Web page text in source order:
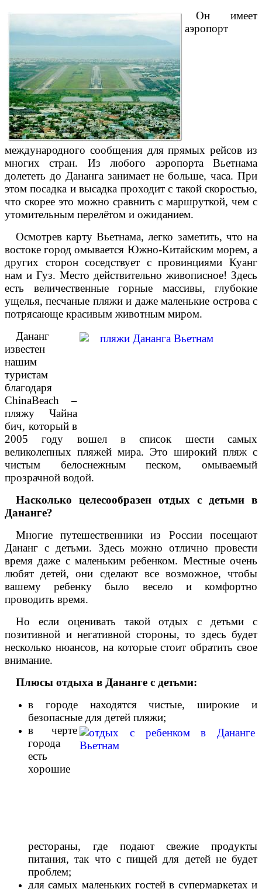
Он имеет
аэропорт
международного сообщения для прямых рейсов из
многих стран. Из любого аэропорта Вьетнама
долететь до Дананга занимает не больше, часа. При
этом посадка и высадка проходит с такой скоростью,
что скорее это можно сравнить с маршруткой, чем с
утомительным перелётом и ожиданием.
Осмотрев карту Вьетнама, легко заметить, что на
востоке город омывается Южно-Китайским морем, а
других сторон соседствует с провинциями Куанг
нам и Гуз. Место действительно живописное! Здесь
есть величественные горные массивы, глубокие
ущелья, песчаные пляжи и даже маленькие острова с
потрясающе красивым животным миром.
Дананг
известен
нашим
туристам
благодаря
ChinaBeach –
пляжу Чайна
бич, который в
2005 году вошел в список шести самых
великолепных пляжей мира. Это широкий пляж с
чистым белоснежным песком, омываемый
прозрачной водой.
Насколько целесообразен отдых с детьми в
Дананге?
Многие путешественники из России посещают
Дананг с детьми. Здесь можно отлично провести
время даже с маленьким ребенком. Местные очень
любят детей, они сделают все возможное, чтобы
вашему ребенку было весело и комфортно
проводить время.
Но если оценивать такой отдых с детьми с
позитивной и негативной стороны, то здесь будет
несколько нюансов, на которые стоит обратить свое
внимание.
Плюсы отдыха в Дананге с детьми:
в городе находятся чистые, широкие и
безопасные для детей пляжи;
в черте
города
есть
хорошие
рестораны, где подают свежие продукты
питания, так что с пищей для детей не будет
проблем;
для самых маленьких гостей в супермаркетах и